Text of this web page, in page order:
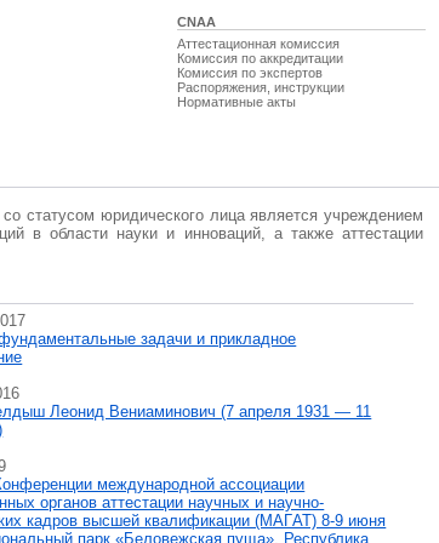
CNAA
Аттестационная комиссия
Комиссия по аккредитации
Комиссия по экспертов
Распоряжения, инструкции
Нормативные акты
статусом юридического лица является учреждением
в области науки и инноваций, а также аттестации
задачи и прикладное
Леонид Вениаминович (7 апреля 1931 — 11
международной ассоциации
органов аттестации научных и научно-
кадров высшей квалификации (МАГAT) 8-9 июня
парк «Беловежская пуща», Республика